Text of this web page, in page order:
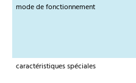
mode de fonctionnement
caractéristiques spéciales